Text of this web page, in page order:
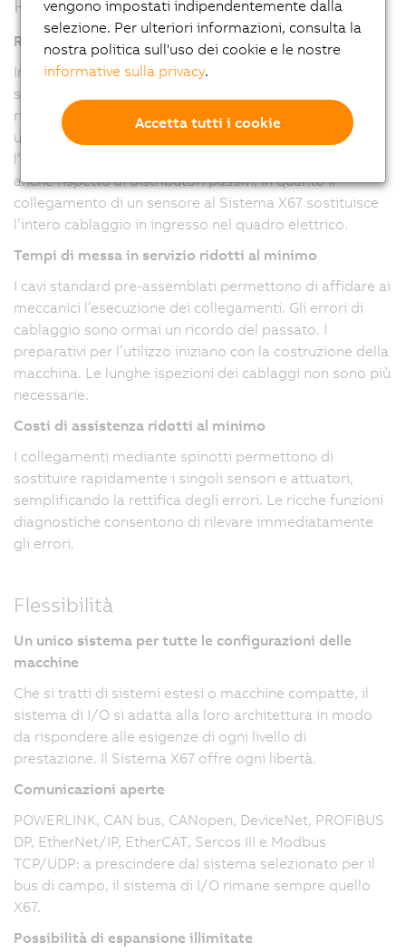
Riduzioni dei costi
Riduzione dei collegamenti elettrici
Invece di lunghi e complicati cablaggi fra ogni singolo
sensore o attuatore e il quadro elettrico, il Sistema X67
riduce il lavoro necessario a un unico cavo per bus e a
una linea di alimentazione a 24 V c.c. Questo vale per
l’intera macchina. I potenziali risparmi sono notevoli
anche rispetto ai distributori passivi, in quanto il
collegamento di un sensore al Sistema X67 sostituisce
l’intero cablaggio in ingresso nel quadro elettrico.
Tempi di messa in servizio ridotti al minimo
I cavi standard pre-assemblati permettono di affidare ai
meccanici l’esecuzione dei collegamenti. Gli errori di
cablaggio sono ormai un ricordo del passato. I
preparativi per l’utilizzo iniziano con la costruzione della
macchina. Le lunghe ispezioni dei cablaggi non sono più
necessarie.
Costi di assistenza ridotti al minimo
I collegamenti mediante spinotti permettono di
sostituire rapidamente i singoli sensori e attuatori,
semplificando la rettifica degli errori. Le ricche funzioni
diagnostiche consentono di rilevare immediatamente
gli errori.
Flessibilità
Un unico sistema per tutte le configurazioni delle
macchine
Che si tratti di sistemi estesi o macchine compatte, il
sistema di I/O si adatta alla loro architettura in modo
da rispondere alle esigenze di ogni livello di
prestazione. Il Sistema X67 offre ogni libertà.
Comunicazioni aperte
POWERLINK, CAN bus, CANopen, DeviceNet, PROFIBUS
DP, EtherNet/IP, EtherCAT, Sercos III e Modbus
TCP/UDP: a prescindere dal sistema selezionato per il
bus di campo, il sistema di I/O rimane sempre quello
X67.
Possibilità di espansione illimitate
vengono impostati indipendentemente dalla
selezione. Per ulteriori informazioni, consulta la
nostra politica sull'uso dei cookie e le nostre
informative sulla privacy.
Accetta tutti i cookie